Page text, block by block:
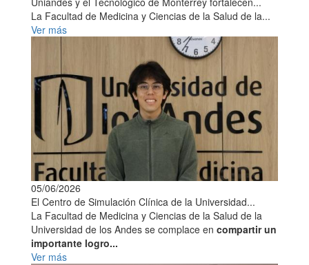
La Facultad de Medicina y Ciencias de la Salud de la...
Ver más
05/06/2026
El Centro de Simulación Clínica de la Universidad...
La Facultad de Medicina y Ciencias de la Salud de la
Universidad de los Andes se complace en compartir un
importante logro...
Ver más